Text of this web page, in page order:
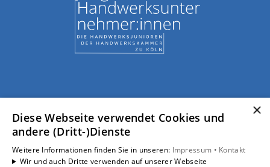
×
Diese Webseite verwendet Cookies und
andere (Dritt-)Dienste
Weitere Informationen finden Sie in unseren: Impressum • Kontakt
Wir und auch Dritte verwenden auf unserer Webseite